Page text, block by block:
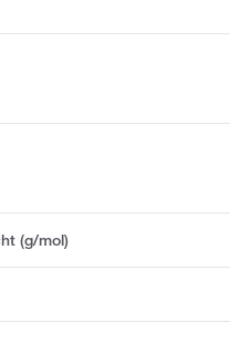
(g/mol)